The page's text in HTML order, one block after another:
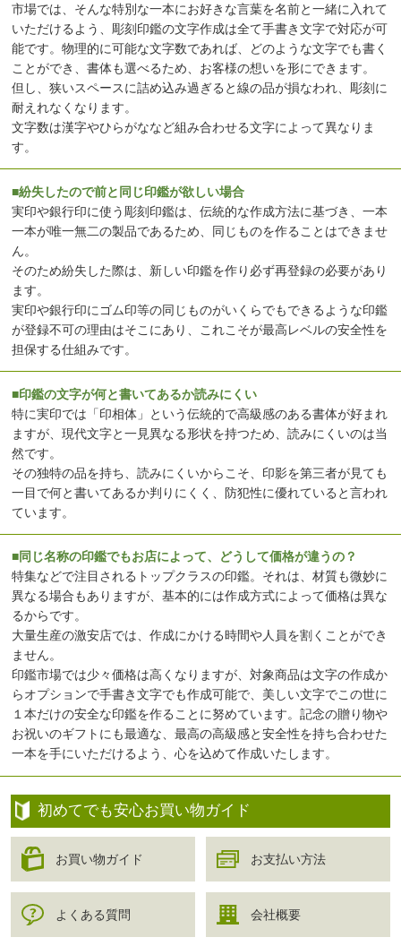
市場では、そんな特別な一本にお好きな言葉を名前と一緒に入れて
いただけるよう、彫刻印鑑の文字作成は全て手書き文字で対応が可
能です。物理的に可能な文字数であれば、どのような文字でも書く
ことができ、書体も選べるため、お客様の想いを形にできます。
但し、狭いスペースに詰め込み過ぎると線の品が損なわれ、彫刻に
耐えれなくなります。
文字数は漢字やひらがななど組み合わせる文字によって異なりま
す。
■紛失したので前と同じ印鑑が欲しい場合
実印や銀行印に使う彫刻印鑑は、伝統的な作成方法に基づき、一本
一本が唯一無二の製品であるため、同じものを作ることはできませ
ん。
そのため紛失した際は、新しい印鑑を作り必ず再登録の必要があり
ます。
実印や銀行印にゴム印等の同じものがいくらでもできるような印鑑
が登録不可の理由はそこにあり、これこそが最高レベルの安全性を
担保する仕組みです。
■印鑑の文字が何と書いてあるか読みにくい
特に実印では「印相体」という伝統的で高級感のある書体が好まれ
ますが、現代文字と一見異なる形状を持つため、読みにくいのは当
然です。
その独特の品を持ち、読みにくいからこそ、印影を第三者が見ても
一目で何と書いてあるか判りにくく、防犯性に優れていると言われ
ています。
■同じ名称の印鑑でもお店によって、どうして価格が違うの？
特集などで注目されるトップクラスの印鑑。それは、材質も微妙に
異なる場合もありますが、基本的には作成方式によって価格は異な
るからです。
大量生産の激安店では、作成にかける時間や人員を割くことができ
ません。
印鑑市場では少々価格は高くなりますが、対象商品は文字の作成か
らオプションで手書き文字でも作成可能で、美しい文字でこの世に
１本だけの安全な印鑑を作ることに努めています。記念の贈り物や
お祝いのギフトにも最適な、最高の高級感と安全性を持ち合わせた
一本を手にいただけるよう、心を込めて作成いたします。
初めてでも安心お買い物ガイド
お買い物ガイド お支払い方法
よくある質問 会社概要